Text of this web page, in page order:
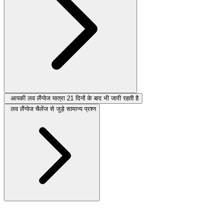
आपकी लव लैंग्वेज यात्रा 21 दिनों के बाद भी जारी रहती है
लव लैंग्वेज चैलेंज से जुड़े सामान्य प्रश्न